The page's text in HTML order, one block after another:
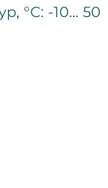
°С: -10... 50